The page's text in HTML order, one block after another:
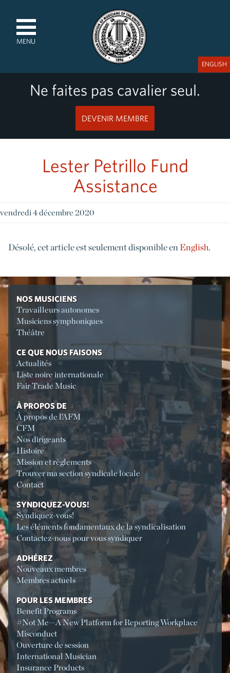
MENU
Ne faites pas cavalier seul.
DEVENIR MEMBRE
ENGLISH
Lester Petrillo Fund
Assistance
vendredi 4 décembre 2020
Désolé, cet article est seulement disponible en English.
NOS MUSICIENS
Travailleurs autonomes
Musiciens symphoniques
Théâtre
CE QUE NOUS FAISONS
Actualités
Liste noire internationale
Fair Trade Music
À PROPOS DE
À propos de l’AFM
CFM
Nos dirigeants
Histoire
Mission et règlements
Trouver ma section syndicale locale
Contact
SYNDIQUEZ-VOUS!
Syndiquez-vous!
Les éléments fondamentaux de la syndicalisation
Contactez-nous pour vous syndiquer
ADHÉREZ
Nouveaux membres
Membres actuels
POUR LES MEMBRES
Benefit Programs
#Not Me—A New Platform for Reporting Workplace
Misconduct
Ouverture de session
International Musician
Insurance Products